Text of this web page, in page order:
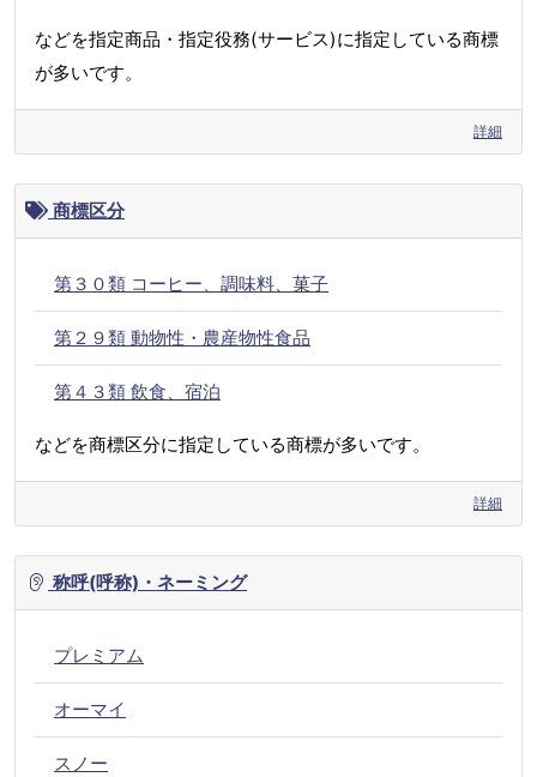
などを指定商品・指定役務(サービス)に指定している商標
が多いです。
詳細
商標区分
第３０類 コーヒー、調味料、菓子
第２９類 動物性・農産物性食品
第４３類 飲食、宿泊
などを商標区分に指定している商標が多いです。
詳細
称呼(呼称)・ネーミング
プレミアム
オーマイ
スノー